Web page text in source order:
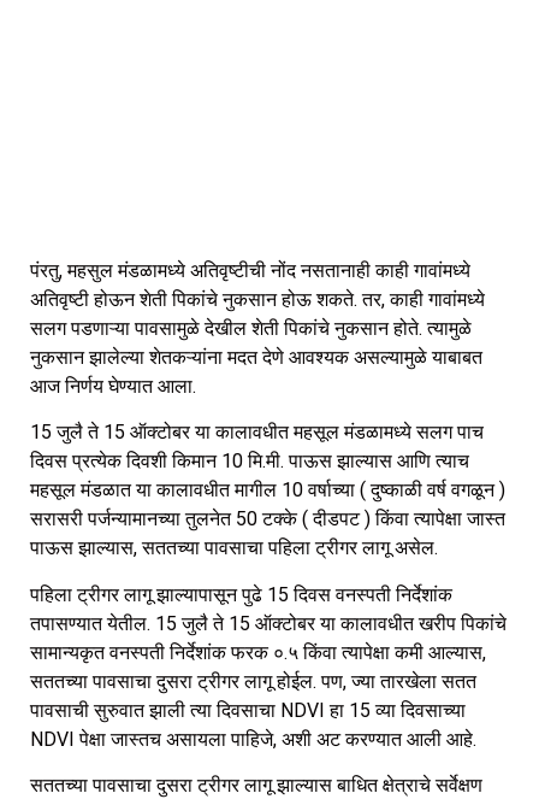
पंरतु, महसुल मंडळामध्ये अतिवृष्टीची नोंद नसतानाही काही गावांमध्ये
अतिवृष्टी होऊन शेती पिकांचे नुकसान होऊ शकते. तर, काही गावांमध्ये
सलग पडणाऱ्या पावसामुळे देखील शेती पिकांचे नुकसान होते. त्यामुळे
नुकसान झालेल्या शेतकऱ्यांना मदत देणे आवश्यक असल्यामुळे याबाबत
आज निर्णय घेण्यात आला.
15 जुलै ते 15 ऑक्टोबर या कालावधीत महसूल मंडळामध्ये सलग पाच
दिवस प्रत्येक दिवशी किमान 10 मि.मी. पाऊस झाल्यास आणि त्याच
महसूल मंडळात या कालावधीत मागील 10 वर्षाच्या ( दुष्काळी वर्ष वगळून )
सरासरी पर्जन्यामानच्या तुलनेत 50 टक्के ( दीडपट ) किंवा त्यापेक्षा जास्त
पाऊस झाल्यास, सततच्या पावसाचा पहिला ट्रीगर लागू असेल.
पहिला ट्रीगर लागू झाल्यापासून पुढे 15 दिवस वनस्पती निर्देशांक
तपासण्यात येतील. 15 जुलै ते 15 ऑक्टोबर या कालावधीत खरीप पिकांचे
सामान्यकृत वनस्पती निर्देशांक फरक ०.५ किंवा त्यापेक्षा कमी आल्यास,
सततच्या पावसाचा दुसरा ट्रीगर लागू होईल. पण, ज्या तारखेला सतत
पावसाची सुरुवात झाली त्या दिवसाचा NDVI हा 15 व्या दिवसाच्या
NDVI पेक्षा जास्तच असायला पाहिजे, अशी अट करण्यात आली आहे.
सततच्या पावसाचा दुसरा ट्रीगर लागू झाल्यास बाधित क्षेत्राचे सर्वेक्षण